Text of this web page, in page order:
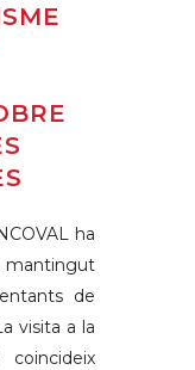
ha
mantingut
de
visita a la